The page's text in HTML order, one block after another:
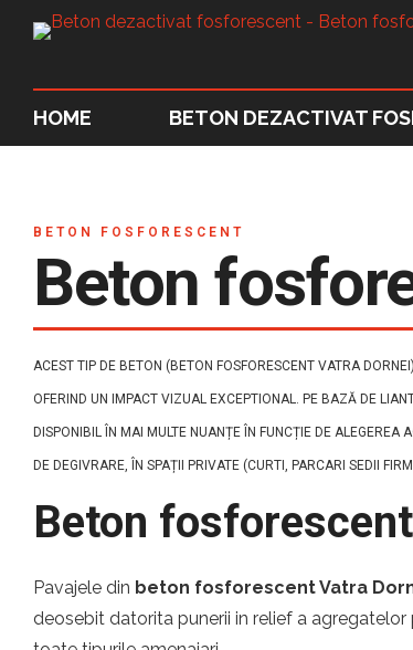
HOME BETON DEZACTIVAT
BETON FOSFORESCENT
Beton
ACEST TIP DE BETON (BETON FOSFORESCENT VATRA
OFERIND UN IMPACT VIZUAL EXCEPTIONAL. PE BAZĂ DE
DISPONIBIL ÎN MAI MULTE NUANȚE ÎN FUNCȚIE DE
DE DEGIVRARE, ÎN SPAȚII PRIVATE (CURTI, PARCARI SEDII
Beton
Pavajele din beton fosforescent Vatra
deosebit datorita punerii in relief a